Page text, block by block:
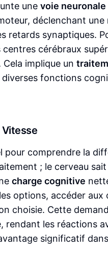
une voie neuronale
déclenchant une
retards synaptiques.
cérébraux
implique un
fonctions
Vitesse
pour comprendre la
; le cerveau
charge cognitive
options, accéder aux
choisie. Cette
rendant les réactions
significatif